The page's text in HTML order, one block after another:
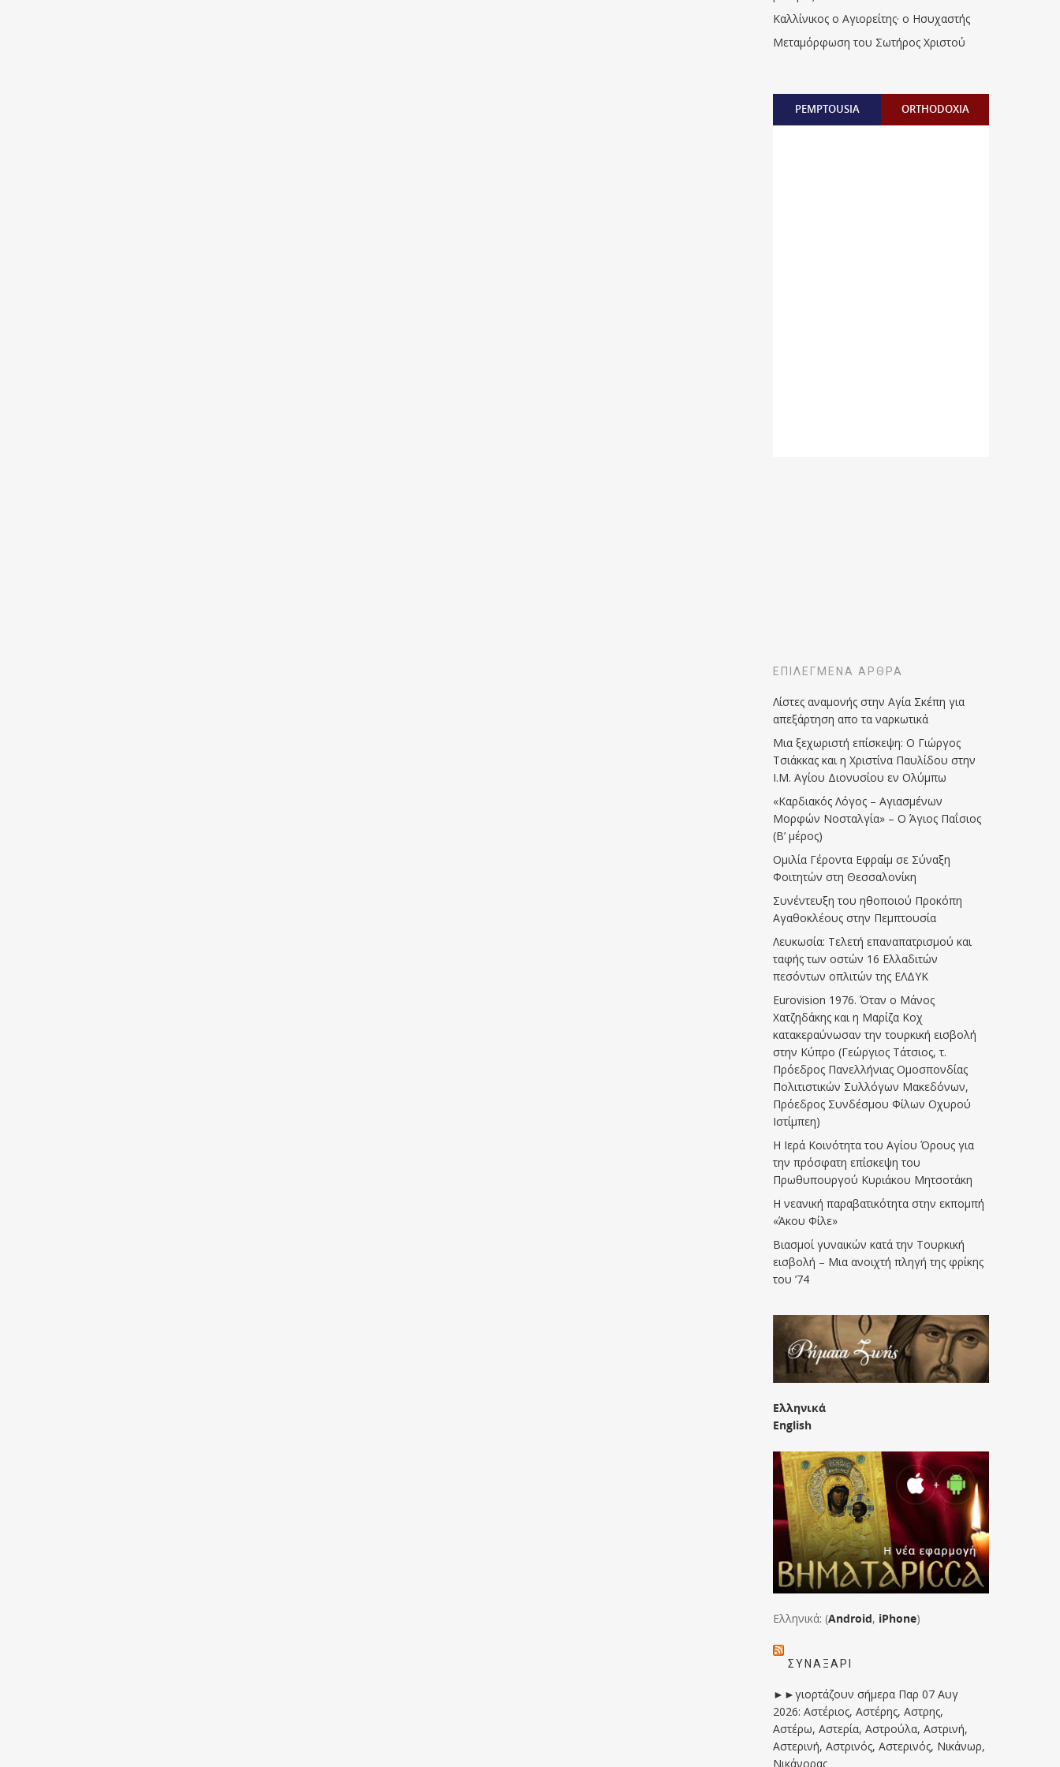
Καλλίνικος ο Αγιορείτης · ο Ησυχαστής
Μεταμόρφωση του Σωτήρος Χριστού
PEMPTOUSIA ORTHODOXIA
ΕΠΙΛΕΓΜΈΝΑ ΆΡΘΡΑ
Λίστες αναμονής στην Αγία Σκέπη για
απεξάρτηση απο τα ναρκωτικά
Μια ξεχωριστή επίσκεψη: Ο Γιώργος
Τσιάκκας και η Χριστίνα Παυλίδου στην
Ι.Μ. Αγίου Διονυσίου εν Ολύμπω
«Καρδιακός Λόγος – Αγιασμένων
Μορφών Νοσταλγία» – Ο Άγιος Παΐσιος
(Β’ μέρος)
Ομιλία Γέροντα Εφραίμ σε Σύναξη
Φοιτητών στη Θεσσαλονίκη
Συνέντευξη του ηθοποιού Προκόπη
Αγαθοκλέους στην Πεμπτουσία
Λευκωσία: Τελετή επαναπατρισμού και
ταφής των οστών 16 Ελλαδιτών
πεσόντων οπλιτών της ΕΛΔΥΚ
Eurovision 1976. Όταν ο Μάνος
Χατζηδάκης και η Μαρίζα Κοχ
κατακεραύνωσαν την τουρκική εισβολή
στην Κύπρο (Γεώργιος Τάτσιος, τ.
Πρόεδρος Πανελλήνιας Ομοσπονδίας
Πολιτιστικών Συλλόγων Μακεδόνων,
Πρόεδρος Συνδέσμου Φίλων Οχυρού
Ιστίμπεη)
Η Ιερά Κοινότητα του Αγίου Όρους για
την πρόσφατη επίσκεψη του
Πρωθυπουργού Κυριάκου Μητσοτάκη
Η νεανική παραβατικότητα στην εκπομπή
«Άκου Φίλε»
Βιασμοί γυναικών κατά την Τουρκική
εισβολή – Μια ανοιχτή πληγή της φρίκης
του ’74
Ελληνικά
English
Ελληνικά: (Android, iPhone)
ΣΥΝΑΞΆΡΙ
►►γιορτάζουν σήμερα Παρ 07 Αυγ
2026: Αστέριος, Αστέρης, Αστρης,
Αστέρω, Αστερία, Αστρούλα, Αστρινή,
Αστερινή, Αστρινός, Αστερινός, Νικάνωρ,
Νικάνορας